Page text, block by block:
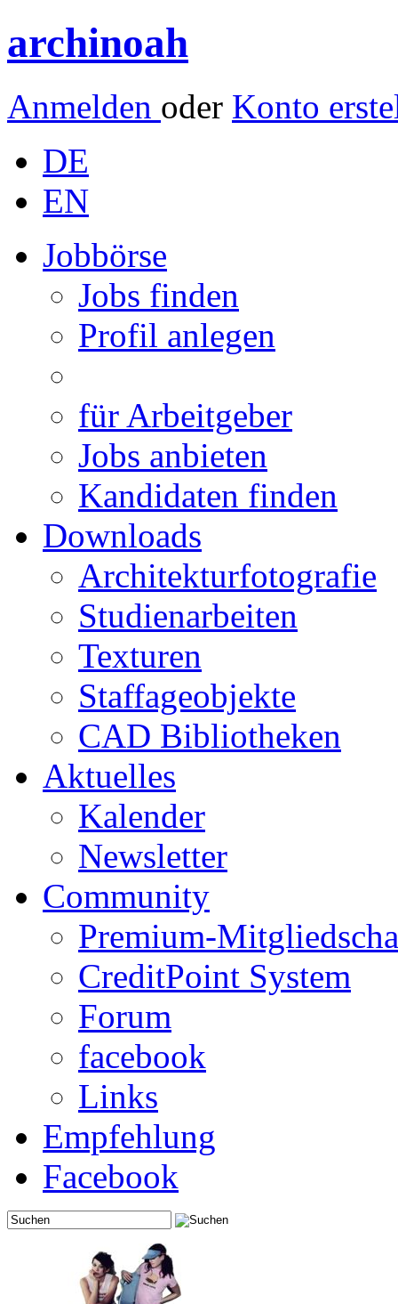
archinoah
Anmelden oder Konto
DE
EN
Jobbörse
Jobs finden
Profil anlegen
für Arbeitgeber
Jobs anbieten
Kandidaten finden
Downloads
Architekturfotografie
Studienarbeiten
Texturen
Staffageobjekte
CAD Bibliotheken
Aktuelles
Kalender
Newsletter
Community
Premium-
CreditPoint System
Forum
facebook
Links
Empfehlung
Facebook